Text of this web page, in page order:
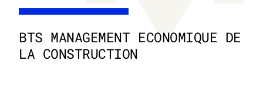
BTS MANAGEMENT ECONOMIQUE DE
LA CONSTRUCTION